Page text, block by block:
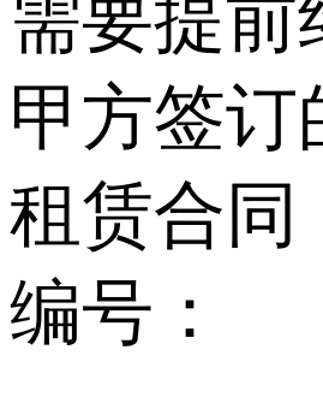
需要提前
甲方签订
租赁合同
编号：